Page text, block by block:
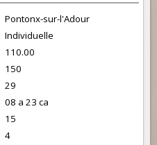
Pontonx-sur-l'Adour
Individuelle
110.00
150
29
08 a 23 ca
15
4